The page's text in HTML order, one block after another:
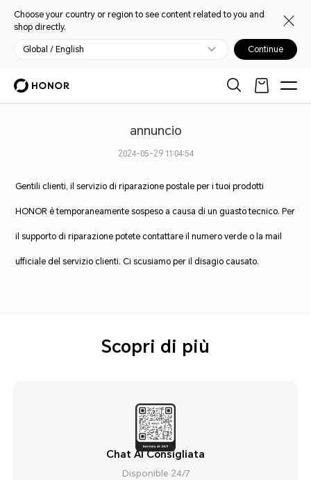
Choose your country or region to see content related to you and
shop directly.
Global / English Continue
annuncio
2024-05-29 11:04:54
Gentili clienti, il servizio di riparazione postale per i tuoi prodotti
HONOR è temporaneamente sospeso a causa di un guasto tecnico. Per
il supporto di riparazione potete contattare il numero verde o la mail
ufficiale del servizio clienti. Ci scusiamo per il disagio causato.
Scopri di più
Chat AI Consigliata
Disponible 24/7